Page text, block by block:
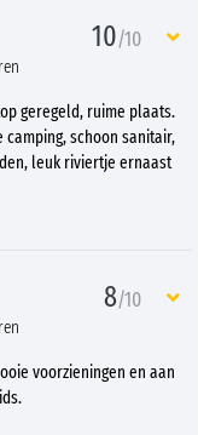
10/10
geregeld, ruime plaats.
schoon sanitair,
leuk riviertje ernaast
8/10
voorzieningen en aan